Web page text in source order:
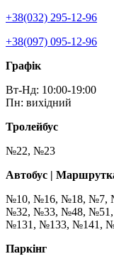
+38(032) 295-12-96
+38(097) 095-12-96
Графік
Вт-Нд: 10:00-19:00
Пн: вихідний
Тролейбус
№22, №23
Автобус |
№10, №16, №18, №7,
№32, №33, №48, №51,
№131, №133, №141,
Паркінг